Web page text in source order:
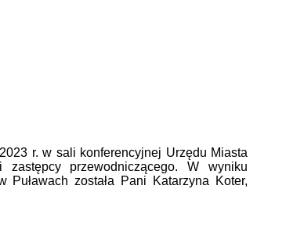
r. w sali konferencyjnej Urzędu Miasta
zastępcy przewodniczącego. W wyniku
Puławach została Pani Katarzyna Koter,